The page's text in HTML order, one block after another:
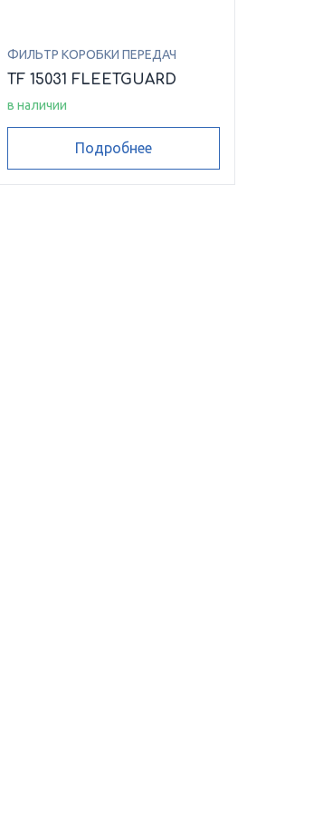
ФИЛЬТР КОРОБКИ ПЕРЕДАЧ
TF 15031 FLEETGUARD
в наличии
Подробнее